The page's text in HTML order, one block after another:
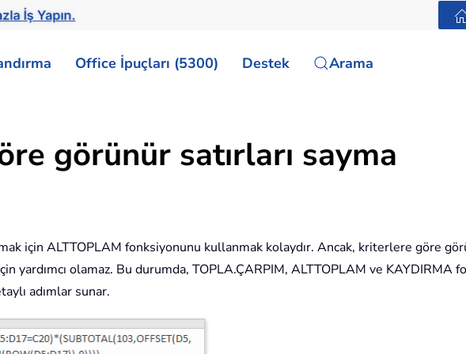
İş Yapın.
Office İpuçları (5300) Destek Arama
görünür satırları sayma
için ALTTOPLAM fonksiyonunu kullanmak kolaydır. Ancak, kriterlere göre
olamaz. Bu durumda, TOPLA.ÇARPIM, ALTTOPLAM ve KAYDIRMA
adımlar sunar.